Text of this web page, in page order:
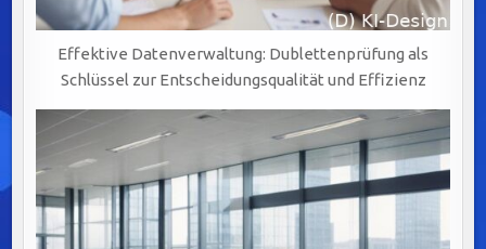
Effektive Datenverwaltung: Dublettenprüfung als
Schlüssel zur Entscheidungsqualität und Effizienz